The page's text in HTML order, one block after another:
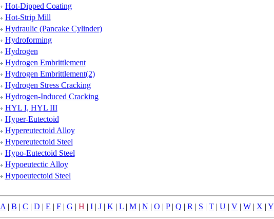
Hot-Dipped Coating
Hot-Strip Mill
Hydraulic (Pancake Cylinder)
Hydroforming
Hydrogen
Hydrogen Embrittlement
Hydrogen Embrittlement(2)
Hydrogen Stress Cracking
Hydrogen-Induced Cracking
HYL I, HYL III
Hyper-Eutectoid
Hypereutectoid Alloy
Hypereutectoid Steel
Hypo-Eutectoid Steel
Hypoeutectic Alloy
Hypoeutectoid Steel
A | B | C | D | E | F | G | H | I | J | K | L | M | N | O | P| Q | R | S | T | U | V | W | X | Y